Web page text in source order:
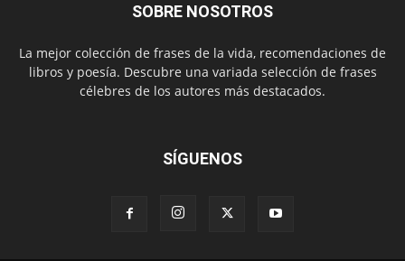
SOBRE NOSOTROS
La mejor colección de frases de la vida, recomendaciones de
libros y poesía. Descubre una variada selección de frases
célebres de los autores más destacados.
SÍGUENOS